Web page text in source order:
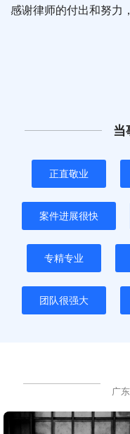
感谢律师的付出和努力
当
正直敬业
案件进展很快
专精专业
团队很强大
广